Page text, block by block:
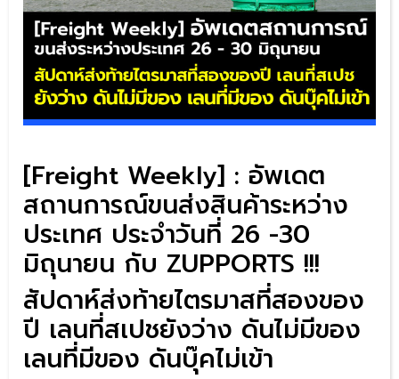
[Freight Weekly] : อัพเดต
สถานการณ์ขนส่งสินค้าระหว่าง
ประเทศ ประจำวันที่ 26 -30
มิถุนายน กับ ZUPPORTS !!!
สัปดาห์ส่งท้ายไตรมาสที่สองของ
ปี เลนที่สเปชยังว่าง ดันไม่มีของ
เลนที่มีของ ดันบุ๊คไม่เข้า